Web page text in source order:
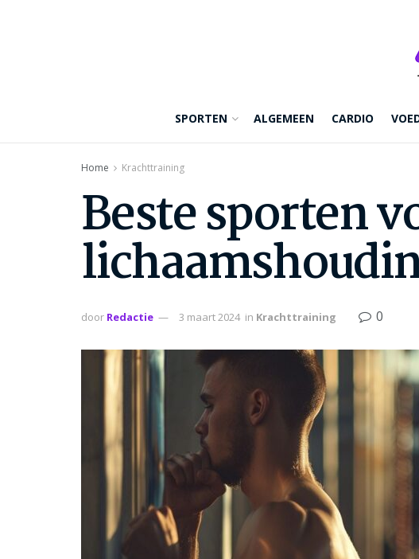
SPORTEN ALGEMEEN CARDIO
Home Krachttraining
Beste sporten
door Redactie 3 maart 2024 in Krachttraining 0